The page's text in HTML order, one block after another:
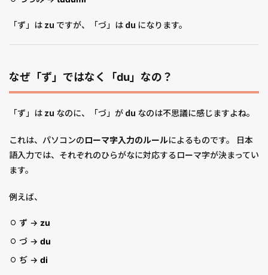
「ず」は zu ですが、「づ」は du になります。
なぜ「ず」ではなく「du」なの？
「ず」は zu なのに、「づ」が du なのは不思議に感じますよね。
これは、パソコンのローマ字入力のルールによるものです。 日本
語入力では、それぞれのひらがなに対応するローマ字が決まってい
ます。
例えば、
ず → zu
づ → du
ぢ → di